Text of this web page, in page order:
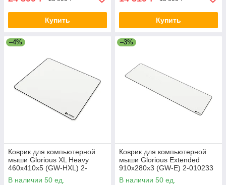
Купить Купить
–4%
Коврик для компьютерной
мыши Glorious XL Heavy
460x410x5 (GW-HXL) 2-
010231
В наличии 50 ед.
–3%
Коврик для компьютерной
мыши Glorious Extended
910x280x3 (GW-E) 2-010233
В наличии 50 ед.